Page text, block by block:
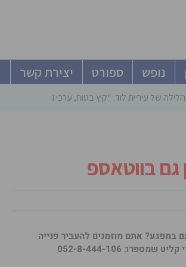
נופש ספורט יצירת קשר
של עיריית לוד: “קיץ בטוח, ערכי ומהנה”
גם בווטאספ
24 שעות ביממה! נתקלתם במפגע? אתם מוזמנים להעביר פנייה
קליט שמספרו: 052-8-444-106